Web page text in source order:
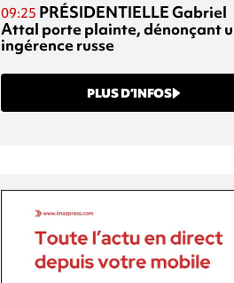
09:25 PRÉSIDENTIELLEGabriel
Attal porte plainte, dénonçant
ingérence russe
PLUS D’INFOS